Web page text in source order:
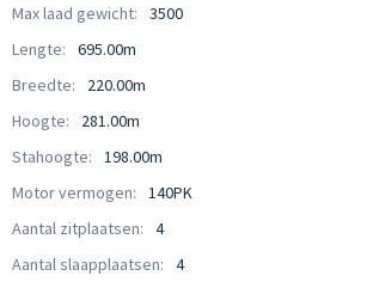
Max laad gewicht:
3500
Lengte:
695.00m
Breedte:
220.00m
Hoogte:
281.00m
Stahoogte:
198.00m
Motor vermogen:
140PK
Aantal zitplaatsen:
4
Aantal slaapplaatsen:
4